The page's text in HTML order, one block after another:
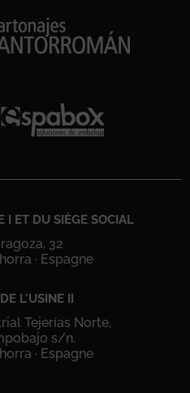
I ET DU SIÈGE SOCIAL
32
· Espagne
L'USINE II
Tejerías Norte,
s/n.
· Espagne